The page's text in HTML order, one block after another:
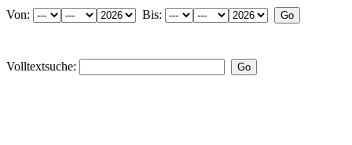
Von: Bis:
Volltextsuche: